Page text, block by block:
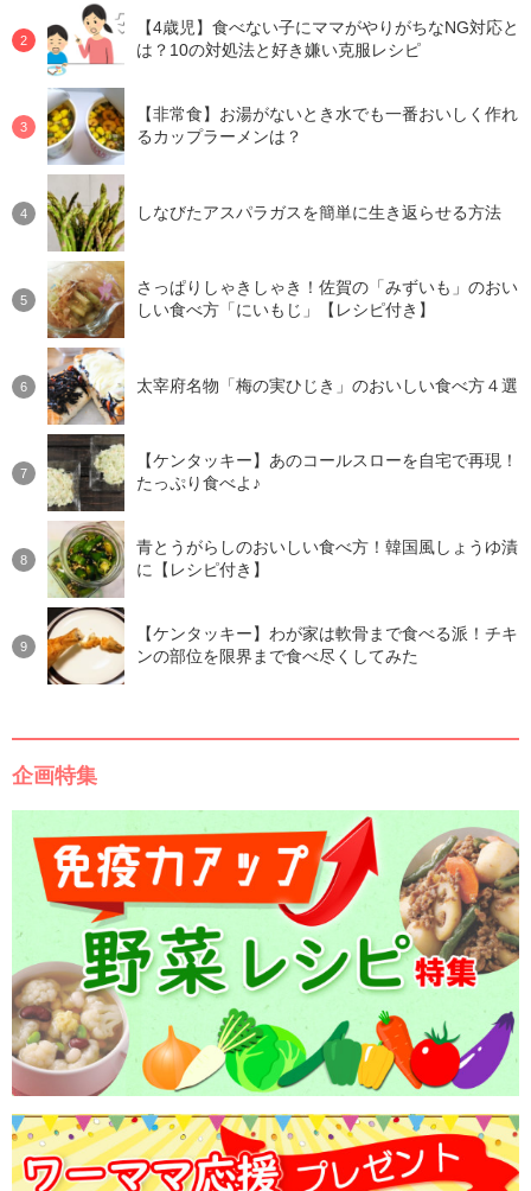
【4歳児】食べない子にママがやりがちなNG対応と
は？10の対処法と好き嫌い克服レシピ
【非常食】お湯がないとき水でも一番おいしく作れ
るカップラーメンは？
しなびたアスパラガスを簡単に生き返らせる方法
さっぱりしゃきしゃき！佐賀の「みずいも」のおい
しい食べ方「にいもじ」【レシピ付き】
太宰府名物「梅の実ひじき」のおいしい食べ方４選
【ケンタッキー】あのコールスローを自宅で再現！
たっぷり食べよ♪
青とうがらしのおいしい食べ方！韓国風しょうゆ漬
に【レシピ付き】
【ケンタッキー】わが家は軟骨まで食べる派！チキ
ンの部位を限界まで食べ尽くしてみた
企画特集